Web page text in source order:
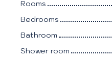
Rooms
Bedrooms
Bathroom
Shower room